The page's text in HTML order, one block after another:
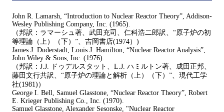
John R. Lamarsh, “Introduction to Nuclear Reactor Theory”, Addison-
Wesley Publishing Company, Inc. (1965).
（邦訳：ラマーシュ著、武田充司、仁科浩二郎訳、“原子炉の初
等理論（上）（下）”、吉岡書店(1974）)
James J. Duderstadt, Louis J. Hamilton, “Nuclear Reactor Analysis”,
John Wiley & Sons, Inc. (1976).
（邦訳：J.J. ドゥデルスタット、L.J. ハミルトン著、成田正邦、
藤田文行共訳、“原子炉の理論と解析（上）（下）”、現代工学
社(1981)）
George I. Bell, Samuel Glasstone, “Nuclear Reactor Theory”, Robert
E. Krieger Publishing Co., Inc. (1970).
Samuel Glasstone, Alexander Sesonske, "Nuclear Reactor